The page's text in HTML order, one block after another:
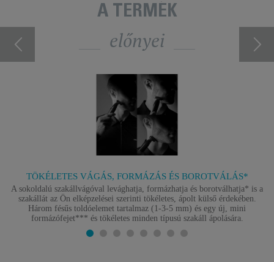
A TERMÉK
előnyei
TÖKÉLETES VÁGÁS, FORMÁZÁS ÉS BOROTVÁLÁS*
A sokoldalú szakállvágóval levághatja, formázhatja és borotválhatja* is a
szakállát az Ön elképzelései szerinti tökéletes, ápolt külső érdekében.
Három fésűs toldóelemet tartalmaz (1-3-5 mm) és egy új, mini
formázófejet*** és tökéletes minden típusú szakáll ápolására.